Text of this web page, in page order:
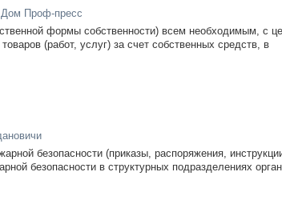
Дом Проф-пресс
формы собственности) всем необходимым, с
(работ, услуг) за счет собственных средств, в
безопасности (приказы, распоряжения,
безопасности в структурных подразделениях